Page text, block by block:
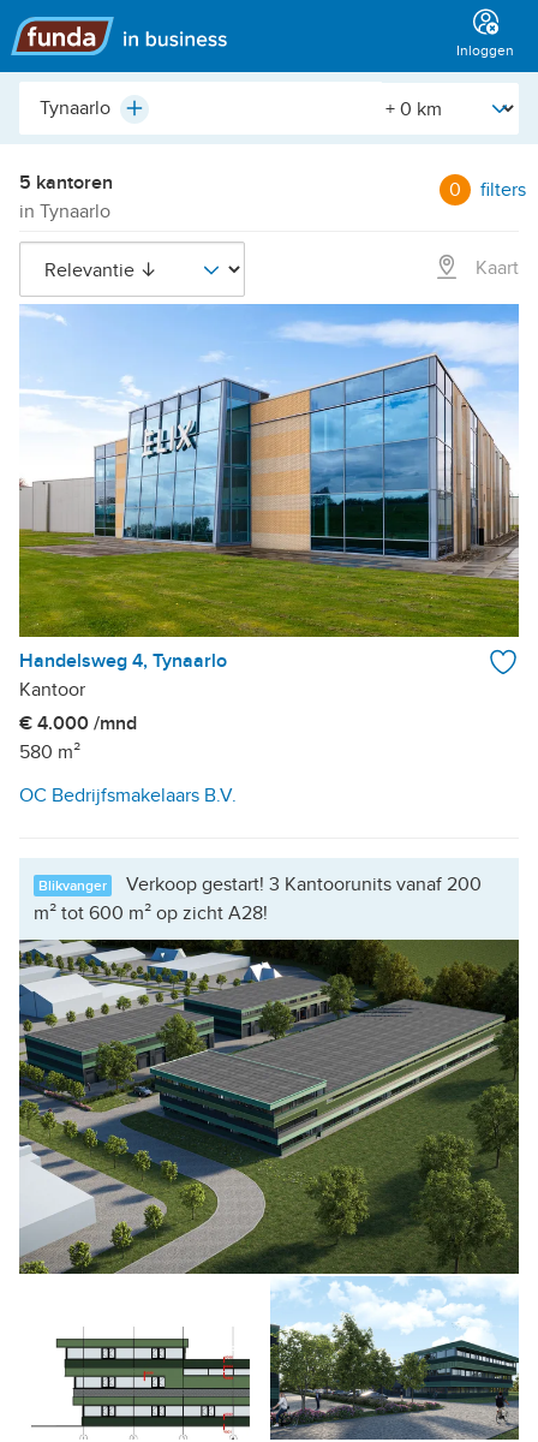
Hoofdmenu
Inloggen
Plaats,
buurt,
etc.
Plus [Straal]
5 kantoren
in Tynaarlo
0 filters
Kaart
Handelsweg 4, Tynaarlo
Kantoor
€ 4.000 /mnd
580 m²
OC Bedrijfsmakelaars B.V.
Blikvanger
Verkoop gestart! 3 Kantoorunits vanaf 200
m² tot 600 m² op zicht A28!